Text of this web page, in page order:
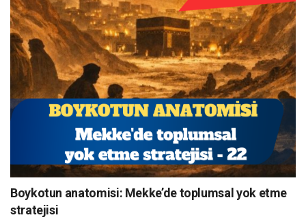
Boykotun anatomisi: Mekke’de toplumsal yok etme
stratejisi